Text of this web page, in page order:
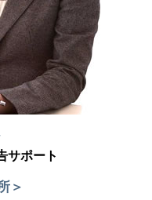
サポート
＞